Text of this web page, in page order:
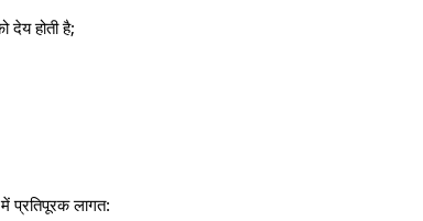
देय होती है;
प्रतिपूरक लागत: